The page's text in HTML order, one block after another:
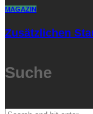
MAGAZIN
Zusätzlichen
Suche